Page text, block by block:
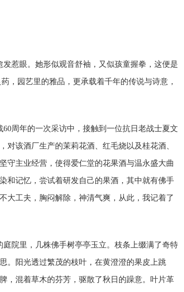
惹眼。她形似观音舒袖，又似孩童握拳，这便是
园艺里的雅品，更承载着千年的传说与诗意，
周年的一次采访中，接触到一位抗日老战士夏文
对该酒厂生产的茉莉花酒、红毛烧以及桂花酒、
守主业经营，使得爱仁堂的花果酒与温永盛大曲
和记忆，尝试着研发自己的果酒，其中就有佛手
大工夫，胸闷解除，神清气爽，从此，我记着了
院里，几株佛手树亭亭玉立。枝条上缀满了奇特
。阳光透过繁茂的枝叶，在黄澄澄的果皮上跳
，混着草木的芬芳，驱散了秋日的躁意。叶片革